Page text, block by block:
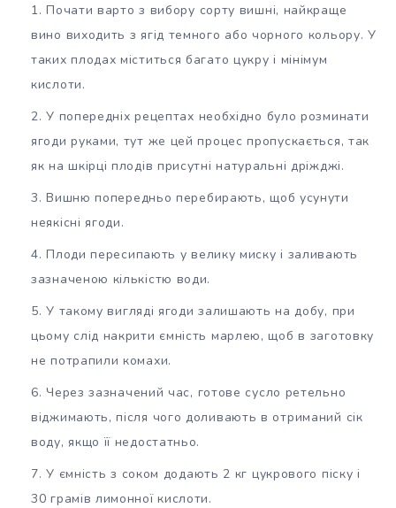
Почати варто з вибору сорту вишні, найкраще
вино виходить з ягід темного або чорного кольору. У
таких плодах міститься багато цукру і мінімум
кислоти.
У попередніх рецептах необхідно було розминати
ягоди руками, тут же цей процес пропускається, так
як на шкірці плодів присутні натуральні дріжджі.
Вишню попередньо перебирають, щоб усунути
неякісні ягоди.
Плоди пересипають у велику миску і заливають
зазначеною кількістю води.
У такому вигляді ягоди залишають на добу, при
цьому слід накрити ємність марлею, щоб в заготовку
не потрапили комахи.
Через зазначений час, готове сусло ретельно
віджимають, після чого доливають в отриманий сік
воду, якщо її недостатньо.
У ємність з соком додають 2 кг цукрового піску і
30 грамів лимонної кислоти.